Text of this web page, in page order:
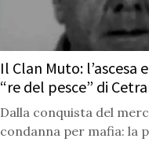
Il Clan Muto: l’ascesa
“re del pesce” di
Dalla conquista del
condanna per mafia: la